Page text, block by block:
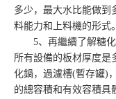
多少，最大水比能做到
料能力和上料機的形式。
5、再繼續了解糖化
所有設備的板材厚度是
化鍋，過濾槽(暫存罐)
的總容積和有效容積具